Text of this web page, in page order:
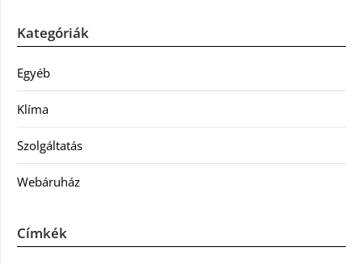
Kategóriák
Egyéb
Klíma
Szolgáltatás
Webáruház
Címkék